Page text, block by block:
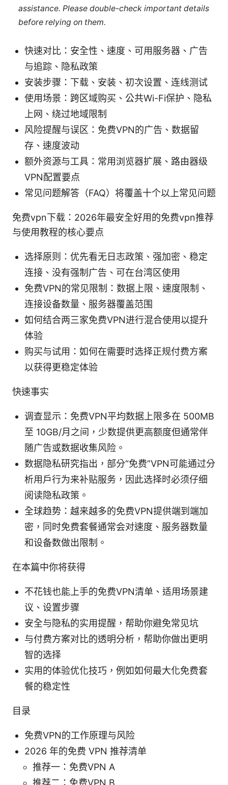
assistance. Please double-check important details
before relying on them.
快速对比：安全性、速度、可用服务器、广告
与追踪、隐私政策
安装步骤：下载、安装、初次设置、连线测试
使用场景：跨区域购买、公共Wi-Fi保护、隐私
上网、绕过地域限制
风险提醒与误区：免费VPN的广告、数据留
存、速度波动
额外资源与工具：常用浏览器扩展、路由器级
VPN配置要点
常见问题解答（FAQ）将覆盖十个以上常见问题
免费vpn下载：2026年最安全好用的免费vpn推荐
与使用教程的核心要点
选择原则：优先看无日志政策、强加密、稳定
连接、没有强制广告、可在台湾区使用
免费VPN的常见限制：数据上限、速度限制、
连接设备数量、服务器覆盖范围
如何结合两三家免费VPN进行混合使用以提升
体验
购买与试用：如何在需要时选择正规付费方案
以获得更稳定体验
快速事实
调查显示：免费VPN平均数据上限多在 500MB
至 10GB/月之间，少数提供更高额度但通常伴
随广告或数据收集风险。
数据隐私研究指出，部分“免费”VPN可能通过分
析用户行为来补贴服务，因此选择时必须仔细
阅读隐私政策。
全球趋势：越来越多的免费VPN提供端到端加
密，同时免费套餐通常会对速度、服务器数量
和设备数做出限制。
在本篇中你将获得
不花钱也能上手的免费VPN清单、适用场景建
议、设置步骤
安全与隐私的实用提醒，帮助你避免常见坑
与付费方案对比的透明分析，帮助你做出更明
智的选择
实用的体验优化技巧，例如如何最大化免费套
餐的稳定性
目录
免费VPN的工作原理与风险
2026 年的免费 VPN 推荐清单
推荐一：免费VPN A
推荐二：免费VPN B